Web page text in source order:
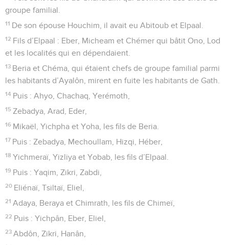
groupe familial.
11 De son épouse Houchim, il avait eu Abitoub et Elpaal.
12 Fils d’Elpaal : Eber, Micheam et Chémer qui bâtit Ono, Lod
et les localités qui en dépendaient.
13 Beria et Chéma, qui étaient chefs de groupe familial parmi
les habitants d’Ayalôn, mirent en fuite les habitants de Gath.
14 Puis : Ahyo, Chachaq, Yerémoth,
15 Zebadya, Arad, Eder,
16 Mikaël, Yichpha et Yoha, les fils de Beria.
17 Puis : Zebadya, Mechoullam, Hizqi, Héber,
18 Yichmeraï, Yizliya et Yobab, les fils d’Elpaal.
19 Puis : Yaqim, Zikri, Zabdi,
20 Eliénaï, Tsiltaï, Eliel,
21 Adaya, Beraya et Chimrath, les fils de Chimeï,
22 Puis : Yichpân, Eber, Eliel,
23 Abdôn, Zikri, Hanân,